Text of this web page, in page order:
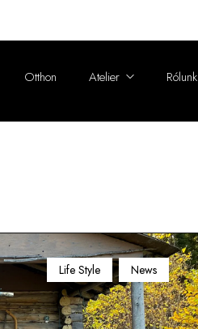
Otthon Atelier
A szőrmék világa
Rólunk
Life Style News